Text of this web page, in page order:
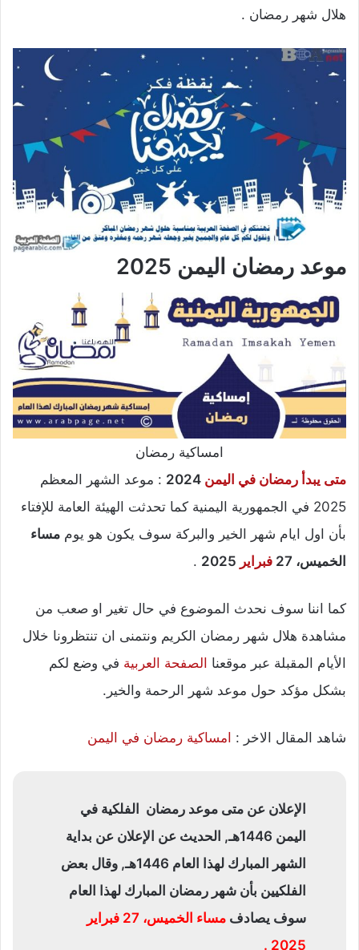
هلال شهر رمضان .
موعد رمضان اليمن 2025
امساكية رمضان
متى يبدأ رمضان في اليمن
: موعد الشهر المعظم
2025 في الجمهورية اليمنية كما تحدثت الهيئة العامة للإفتاء
بأن اول ايام شهر الخير والبركة سوف يكون هو يوم مساء
الخميس، 27
فبراير .
كما اننا سوف نحدث الموضوع في حال تغير او صعب من
مشاهدة هلال شهر رمضان الكريم ونتمنى ان تنتظرونا خلال
الأيام المقبلة عبر موقعنا الصفحة العربية في وضع لكم
بشكل مؤكد حول موعد شهر الرحمة والخير.
شاهد المقال الاخر : امساكية رمضان في اليمن
الإعلان عن متى موعد رمضان الفلكية في
اليمن 1446هـ, الحديث عن الإعلان عن بداية
الشهر المبارك لهذا العام 1446هـ, وقال بعض
الفلكيين بأن شهر رمضان المبارك لهذا العام
سوف يصادف
مساء الخميس، 27 فبراير
2025 .